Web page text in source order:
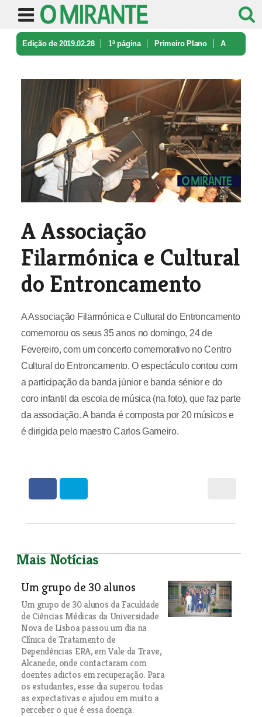
Edição de 2019.02.28 1ª página Primeiro Plano A
A Associação
Filarmónica e Cultural
do Entroncamento
A Associação Filarmónica e Cultural do Entroncamento
comemorou os seus 35 anos no domingo, 24 de
Fevereiro, com um concerto comemorativo no Centro
Cultural do Entroncamento. O espectáculo contou com
a participação da banda júnior e banda sénior e do
coro infantil da escola de música (na foto), que faz parte
da associação. A banda é composta por 20 músicos e
é dirigida pelo maestro Carlos Gameiro.
Mais Notícias
Um grupo de 30 alunos
Um grupo de 30 alunos da Faculdade
de Ciências Médicas da Universidade
Nova de Lisboa passou um dia na
Clínica de Tratamento de
Dependências ERA, em Vale da Trave,
Alcanede, onde contactaram com
doentes adictos em recuperação. Para
os estudantes, esse dia superou todas
as expectativas e ajudou em muito a
perceber o que é essa doença.